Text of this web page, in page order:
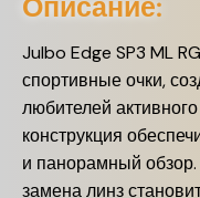
Julbo Edge SP3 ML
спортивные очки,
любителей
конструкция
и панорамный обзор.
замена линз